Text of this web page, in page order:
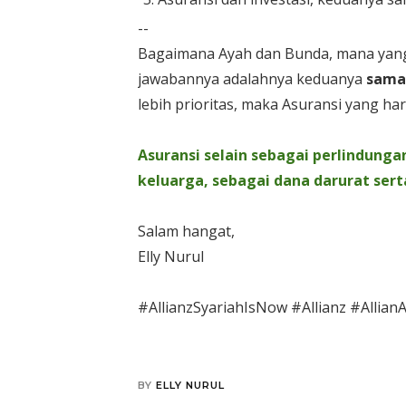
--
Bagaimana Ayah dan Bunda, mana
jawabannya adalahnya keduanya
lebih prioritas, maka Asuransi yang
Asuransi selain sebagai
keluarga, sebagai dana darurat
Salam hangat,
Elly Nurul
#AllianzSyariahIsNow #Allianz
BY ELLY NURUL